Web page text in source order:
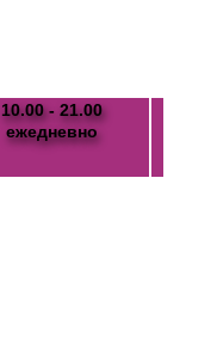
10.00 - 21.00
ежедневно